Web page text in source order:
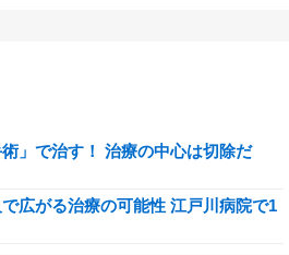
」で治す！ 治療の中心は切除だ
広がる治療の可能性 江戸川病院で1